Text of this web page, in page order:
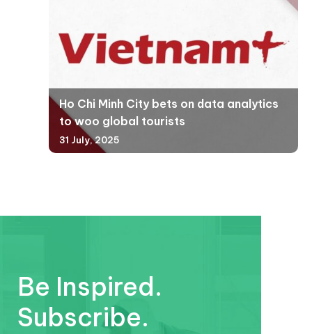
Ho Chi Minh City bets on data analytics
to woo global tourists
31 July, 2025
Be Inspired.
Subscribe.